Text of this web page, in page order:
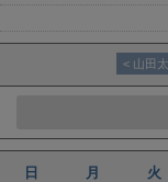
< 山田
日 月 火